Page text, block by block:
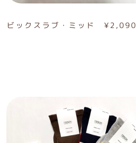
ビックスラブ・ミッド ¥2,090